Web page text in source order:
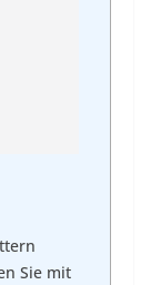
Sie mit